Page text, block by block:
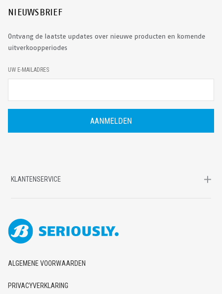
NIEUWSBRIEF
Ontvang de laatste updates over nieuwe producten en komende
uitverkoopperiodes
E
-
M
A
D
UW E-MAILADRES
KLANTENSERVICE
ALGEMENE VOORWAARDEN
PRIVACYVERKLARING